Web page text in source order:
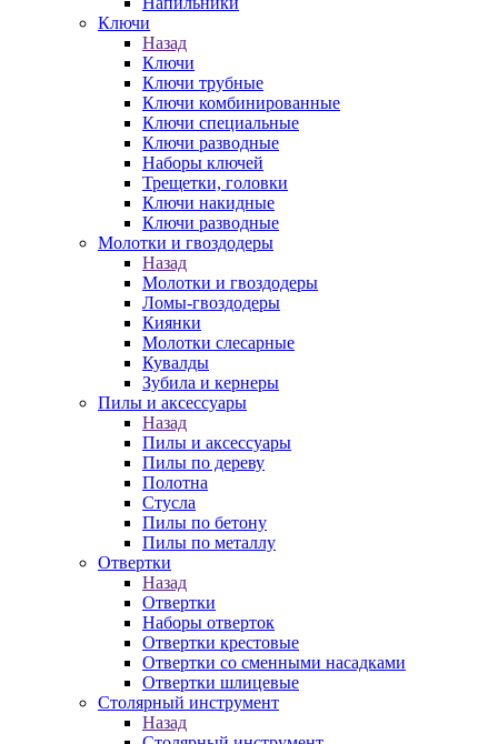
Ключи
Назад
Ключи
Ключи трубные
Ключи комбинированные
Ключи специальные
Ключи разводные
Наборы ключей
Трещетки, головки
Ключи накидные
Ключи разводные
Молотки и гвоздодеры
Назад
Молотки и гвоздодеры
Ломы-гвоздодеры
Киянки
Молотки слесарные
Кувалды
Зубила и кернеры
Пилы и аксессуары
Назад
Пилы и аксессуары
Пилы по дереву
Полотна
Стусла
Пилы по бетону
Пилы по металлу
Отвертки
Назад
Отвертки
Наборы отверток
Отвертки крестовые
Отвертки со сменными насадками
Отвертки шлицевые
Столярный инструмент
Назад